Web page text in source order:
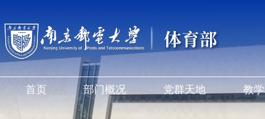
体育部
首页 部门概况 党群天地 教